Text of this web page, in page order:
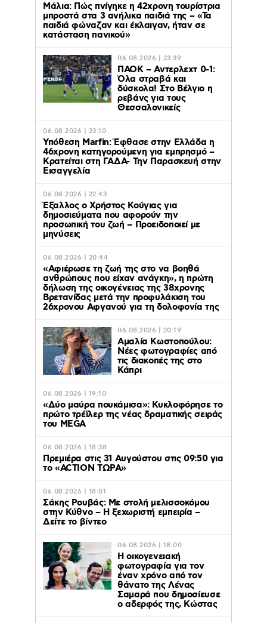
Μάλια: Πώς πνίγηκε η 42χρονη τουρίστρια
μπροστά στα 3 ανήλικα παιδιά της – «Τα
παιδιά φώναζαν και έκλαιγαν, ήταν σε
κατάσταση πανικού»
06.08.2026 | 23:39
ΠΑΟΚ – Αντερλεχτ 0-1:
Όλα στραβά και
δύσκολα! Στο Βέλγιο η
ρεβάνς για τους
Θεσσαλονικείς
06.08.2026 | 23:10
Υπόθεση Marfin: Έφθασε στην Ελλάδα η
46χρονη κατηγορούμενη για εμπρησμό –
Κρατείται στη ΓΑΔΑ- Την Παρασκευή στην
Εισαγγελία
06.08.2026 | 22:43
Έξαλλος ο Χρήστος Κούγιας για
δημοσιεύματα που αφορούν την
προσωπική του ζωή – Προειδοποιεί με
μηνύσεις
06.08.2026 | 20:44
«Αφιέρωσε τη ζωή της στο να βοηθά
ανθρώπους που είχαν ανάγκη», η πρώτη
δήλωση της οικογένειας της 38χρονης
Βρετανίδας μετά την προφυλάκιση του
26χρονου Αφγανού για τη δολοφονία της
06.08.2026 | 20:19
Αμαλία Κωστοπούλου:
Νέες φωτογραφίες από
τις διακοπές της στο
Κάπρι
06.08.2026 | 19:10
«Δύο μαύρα πουκάμισα»: Κυκλοφόρησε το
πρώτο τρέϊλερ της νέας δραματικής σειράς
του MEGA
06.08.2026 | 18:38
Πρεμιέρα στις 31 Αυγούστου στις 09:50 για
το «ACTION ΤΩΡΑ»
06.08.2026 | 18:01
Σάκης Ρουβάς: Με στολή μελισσοκόμου
στην Κύθνο – Η ξεχωριστή εμπειρία –
Δείτε το βίντεο
06.08.2026 | 18:00
Η οικογενειακή
φωτογραφία για τον
έναν χρόνο από τον
θάνατο της Λένας
Σαμαρά που δημοσίευσε
ο αδερφός της, Κώστας